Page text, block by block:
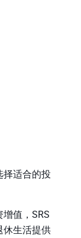
择适合的投
值，SRS
休生活提供